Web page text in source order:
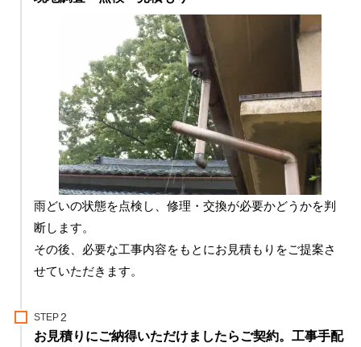
雨どいの状態を点検し、修理・交換が必要かどうかを判
断します。
その後、必要な工事内容をもとにお見積もりをご提案さ
せていただきます。
STEP
お見積りにご納得いただけましたらご契約。工事手配